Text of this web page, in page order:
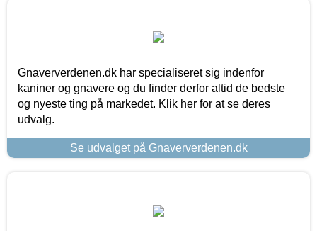
Gnaververdenen.dk har specialiseret sig indenfor
kaniner og gnavere og du finder derfor altid de bedste
og nyeste ting på markedet. Klik her for at se deres
udvalg.
Se udvalget på Gnaververdenen.dk